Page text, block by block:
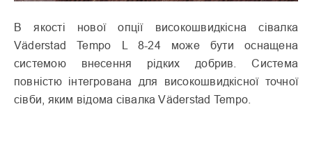
В якості нової опції високошвидкісна сівалка
Väderstad Tempo L 8-24 може бути оснащена
системою внесення рідких добрив. Система
повністю інтегрована для високошвидкісної точної
сівби, яким відома сівалка Väderstad Tempo.